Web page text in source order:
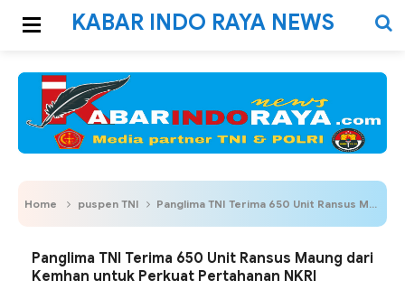
KABAR INDO RAYA NEWS
Home puspen TNI Panglima TNI Terima 650 Unit Ransus Maung dari Kemhan untuk Perkuat Pertahanan NKRI
Panglima TNI Terima 650 Unit Ransus Maung dari
Kemhan untuk Perkuat Pertahanan NKRI